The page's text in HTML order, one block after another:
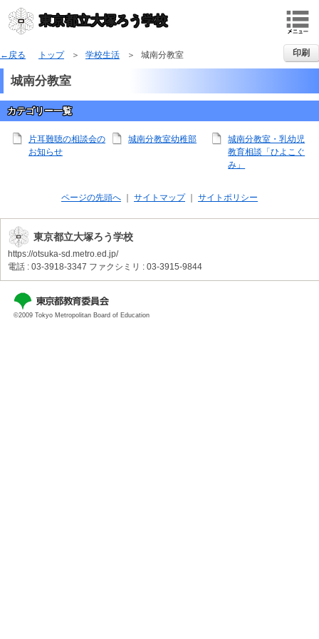
東京都立大塚ろう学校
戻る トップ 学校生活 城南分教室 印刷
城南分教室
カテゴリー一覧
片耳難聴の相談会の
お知らせ
城南分教室幼稚部
城南分教室・乳幼児
教育相談「ひよこぐ
み」
ページの先頭へ サイトマップ サイトポリシー
東京都立大塚ろう学校
https://otsuka-sd.metro.ed.jp/
電話 : 03-3918-3347 ファクシミリ : 03-3915-9844
©2009 Tokyo Metropolitan Board of Education